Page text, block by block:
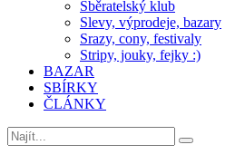
Sběratelský klub
Slevy, výprodeje, bazary
Srazy, cony, festivaly
Stripy, jouky, fejky :)
BAZAR
SBÍRKY
ČLÁNKY